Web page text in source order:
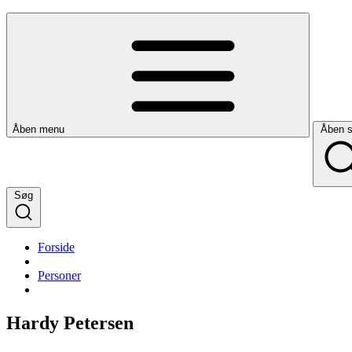
Åben menu Åben
Søg
Forside
Personer
Hardy Petersen